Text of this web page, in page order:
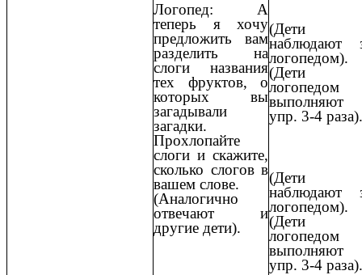
Логопед: А
теперь я хочу
предложить вам
разделить на
слоги названия
тех фруктов, о
которых вы
загадывали
загадки.
Прохлопайте
слоги и скажите,
сколько слогов в
вашем слове.
(Аналогично
отвечают и
другие дети).
(Дети
наблюдают
логопедом).
(Дети
логопедом
выполняют
упр. 3-4 раза).
(Дети
наблюдают
логопедом).
(Дети
логопедом
выполняют
упр. 3-4 раза).